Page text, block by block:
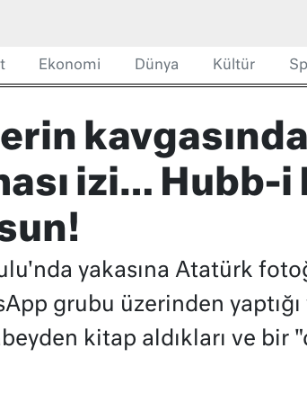
Ekonomi Dünya Kültür
izi… Hubb-i
yakasına Atatürk
grubu üzerinden
kitap aldıkları ve bir